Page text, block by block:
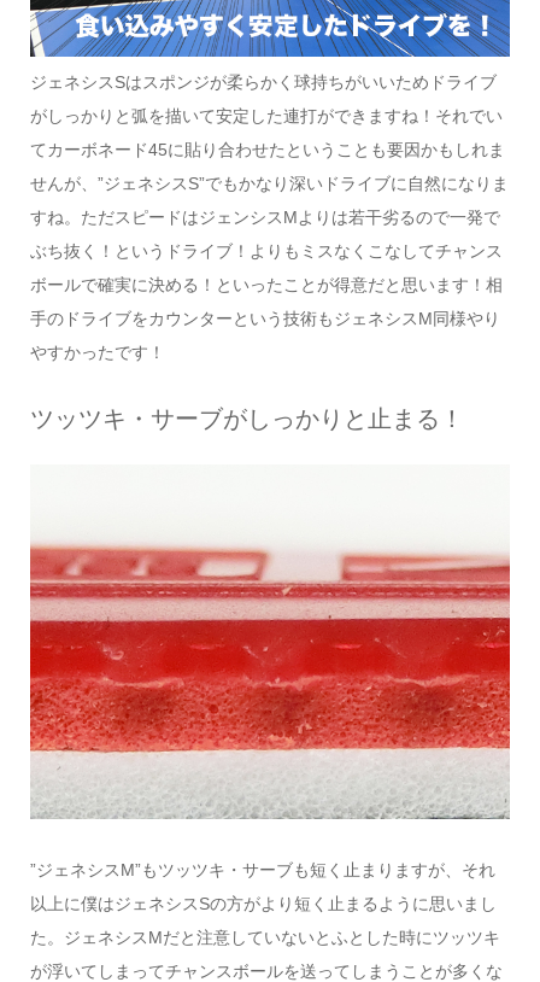
ジェネシスSはスポンジが柔らかく球持ちがいいためドライブ
がしっかりと弧を描いて安定した連打ができますね！それでい
てカーボネード45に貼り合わせたということも要因かもしれま
せんが、”ジェネシスS”でもかなり深いドライブに自然になりま
すね。ただスピードはジェンシスMよりは若干劣るので一発で
ぶち抜く！というドライブ！よりもミスなくこなしてチャンス
ボールで確実に決める！といったことが得意だと思います！相
手のドライブをカウンターという技術もジェネシスM同様やり
やすかったです！
ツッツキ・サーブがしっかりと止まる！
”ジェネシスM”もツッツキ・サーブも短く止まりますが、それ
以上に僕はジェネシスSの方がより短く止まるように思いまし
た。ジェネシスMだと注意していないとふとした時にツッツキ
が浮いてしまってチャンスボールを送ってしまうことが多くな